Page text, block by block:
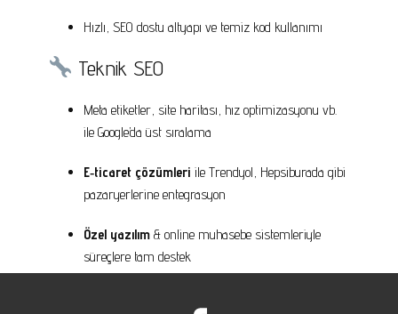
Hızlı, SEO dostu altyapı ve temiz kod kullanımı
Teknik SEO
Meta etiketler, site haritası, hız optimizasyonu vb.
ile Google’da üst sıralama
E‑ticaret çözümleri ile Trendyol, Hepsiburada gibi
pazaryerlerine entegrasyon
Özel yazılım & online muhasebe sistemleriyle
süreçlere tam destek